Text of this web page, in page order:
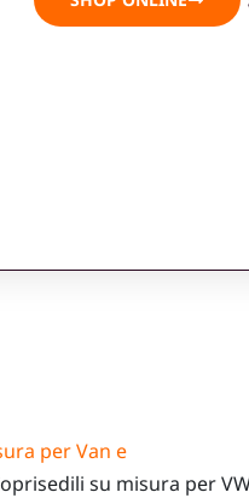
per Van e
su misura per